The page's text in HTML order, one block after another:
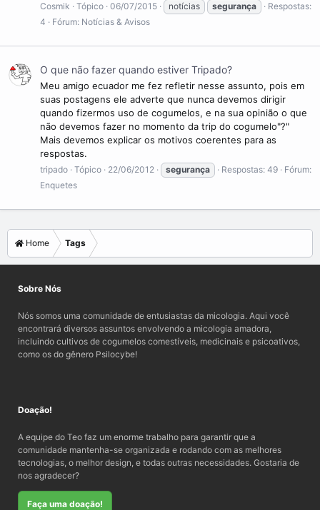
Cosmik Tópico 06/07/2015 notícias segurança
Respostas:
4
Fórum: Notícias & Avisos
O que não fazer quando estiver Tripado?
Meu amigo ecuador me fez refletir nesse assunto, pois em
suas postagens ele adverte que nunca devemos dirigir
quando fizermos uso de cogumelos, e na sua opinião o que
não devemos fazer no momento da trip do cogumelo"?"
Mais devemos explicar os motivos coerentes para as
respostas.
tripado Tópico 22/06/2012 segurança Respostas: 49
Fórum:
Enquetes
Home Tags
Sobre Nós
Nós somos uma comunidade de entusiastas da micologia. Aqui você
encontrará diversos assuntos envolvendo a micologia amadora,
incluindo cultivos de cogumelos comestíveis, medicinais e psicoativos,
como os do gênero Psilocybe!
Doação!
A equipe do Teo faz um enorme trabalho para garantir que a
comunidade mantenha-se organizada e rodando com as melhores
tecnologias, o melhor design, e todas outras necessidades. Gostaria de
nos agradecer?
Faça uma doação!